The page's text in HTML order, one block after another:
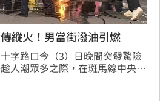
縱火！男當街潑油引燃
字路口今（3）日晚間突發驚險
人潮眾多之際，在斑馬線中央潑